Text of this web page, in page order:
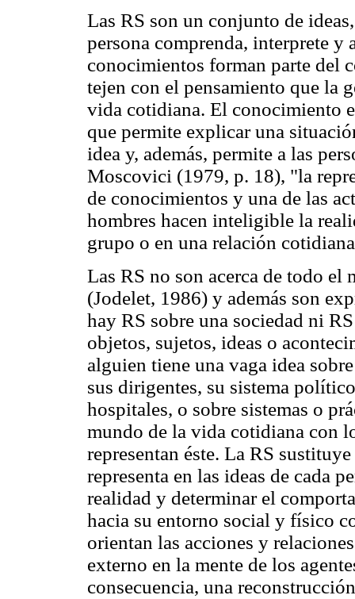
Las RS son un conjunto de
persona comprenda, interprete y
conocimientos forman parte del
tejen con el pensamiento que la
vida cotidiana. El conocimiento
que permite explicar una
idea y, además, permite a las
Moscovici (1979, p. 18), "la
de conocimientos y una de las
hombres hacen inteligible la
grupo o en una relación
Las RS no son acerca de todo
(Jodelet, 1986) y además son
hay RS sobre una sociedad ni
objetos, sujetos, ideas o
alguien tiene una vaga idea
sus dirigentes, su sistema
hospitales, o sobre sistemas o
mundo de la vida cotidiana con
representan éste. La RS
representa en las ideas de cada
realidad y determinar el
hacia su entorno social y físico
orientan las acciones y
externo en la mente de los
consecuencia, una